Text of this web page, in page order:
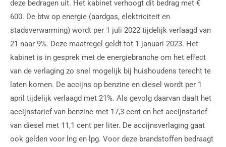
deze bedragen uit. Het kabinet verhoogt dit bedrag met €
600. De btw op energie (aardgas, elektriciteit en
stadsverwarming) wordt per 1 juli 2022 tijdelijk verlaagd van
21 naar 9%. Deze maatregel geldt tot 1 januari 2023. Het
kabinet is in gesprek met de energiebranche om het effect
van de verlaging zo snel mogelijk bij huishoudens terecht te
laten komen. De accijns op benzine en diesel wordt per 1
april tijdelijk verlaagd met 21%. Als gevolg daarvan daalt het
accijnstarief van benzine met 17,3 cent en het accijnstarief
van diesel met 11,1 cent per liter. De accijnsverlaging gaat
ook gelden voor lng en lpg. Voor deze brandstoffen bedraagt